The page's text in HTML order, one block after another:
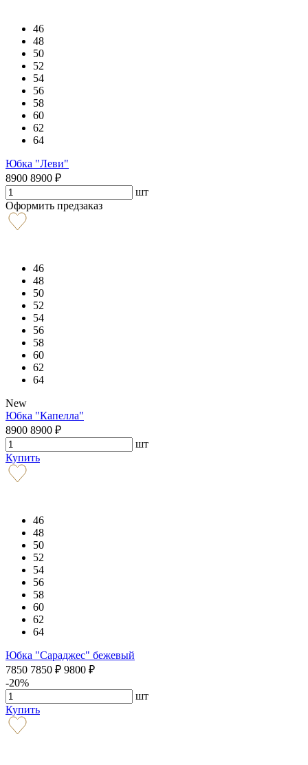
46
48
50
52
54
56
58
60
62
64
Юбка "Леви"
8900 8900 ₽
шт
Оформить предзаказ
46
48
50
52
54
56
58
60
62
64
New
Юбка "Капелла"
8900 8900 ₽
шт
Купить
46
48
50
52
54
56
58
60
62
64
Юбка "Сараджес" бежевый
7850 7850 ₽ 9800 ₽
-20%
шт
Купить